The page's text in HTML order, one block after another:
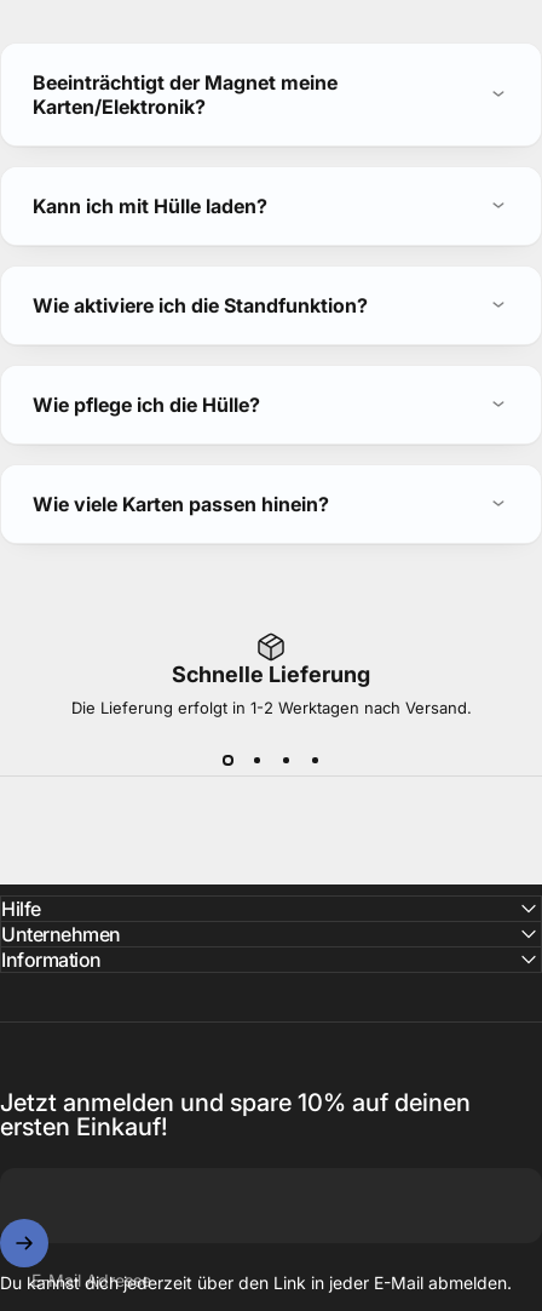
Beeinträchtigt der Magnet meine
Karten/Elektronik?
Kann ich mit Hülle laden?
Wie aktiviere ich die Standfunktion?
Wie pflege ich die Hülle?
Wie viele Karten passen hinein?
Schnelle Lieferung
Die Lieferung erfolgt in 1-2 Werktagen nach Versand.
Hilfe
Unternehmen
Information
Jetzt anmelden und spare 10% auf deinen
ersten Einkauf!
E-Mail Adresse
Du kannst dich jederzeit über den Link in jeder E-Mail abmelden.